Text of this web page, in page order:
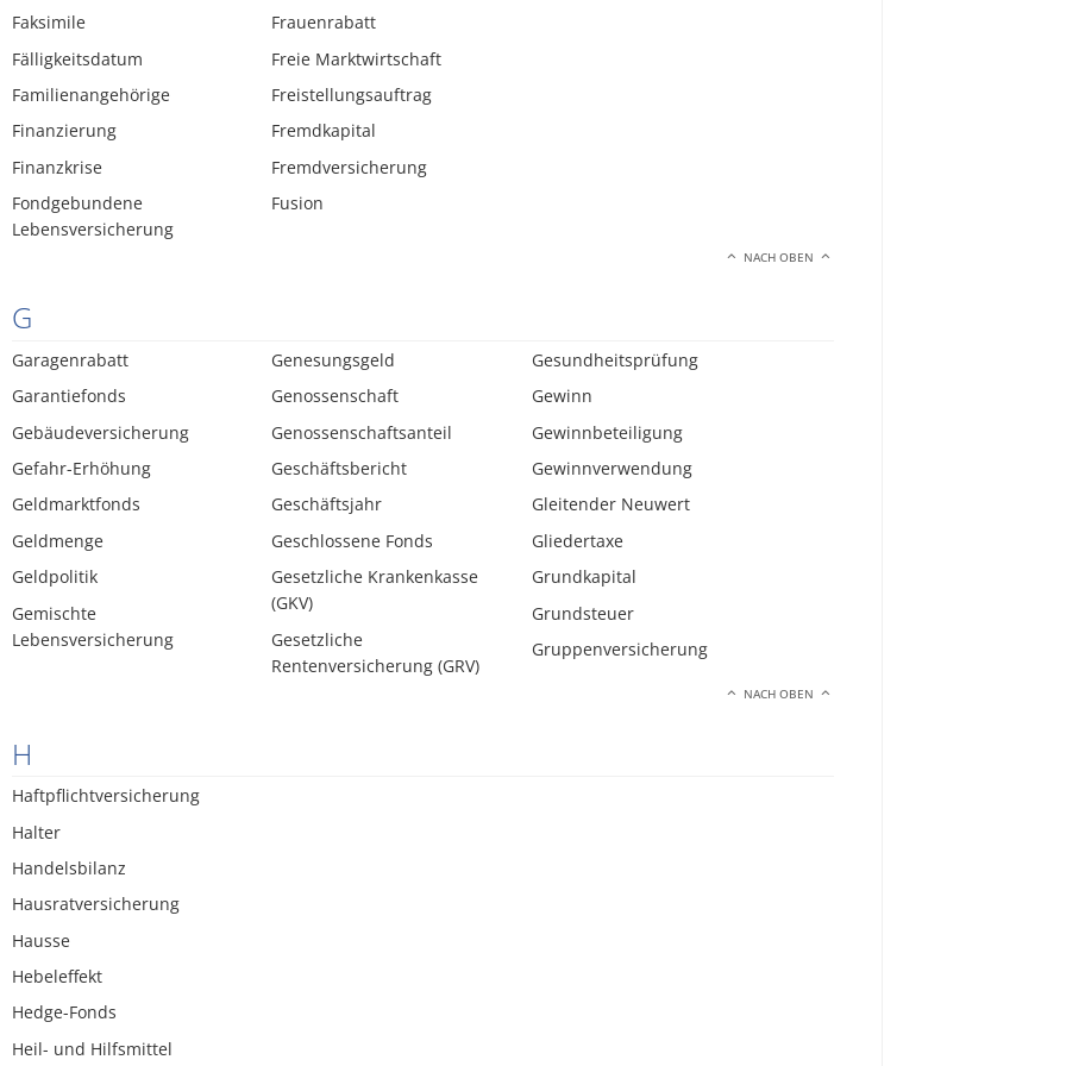
Faksimile
Fälligkeitsdatum
Familienangehörige
Finanzierung
Finanzkrise
Fondgebundene
Lebensversicherung
Frauenrabatt
Freie Marktwirtschaft
Freistellungsauftrag
Fremdkapital
Fremdversicherung
Fusion
NACH OBEN
G
Garagenrabatt
Garantiefonds
Gebäudeversicherung
Gefahr-Erhöhung
Geldmarktfonds
Geldmenge
Geldpolitik
Gemischte
Lebensversicherung
Genesungsgeld
Genossenschaft
Genossenschaftsanteil
Geschäftsbericht
Geschäftsjahr
Geschlossene Fonds
Gesetzliche Krankenkasse
(GKV)
Gesetzliche
Rentenversicherung (GRV)
Gesundheitsprüfung
Gewinn
Gewinnbeteiligung
Gewinnverwendung
Gleitender Neuwert
Gliedertaxe
Grundkapital
Grundsteuer
Gruppenversicherung
NACH OBEN
H
Haftpflichtversicherung
Halter
Handelsbilanz
Hausratversicherung
Hausse
Hebeleffekt
Hedge-Fonds
Heil- und Hilfsmittel